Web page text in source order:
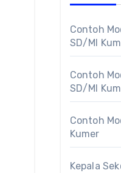
Contoh
SD/MI
Contoh
SD/MI
Contoh
Kumer
Kepala